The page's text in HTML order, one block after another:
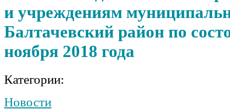
и учреждениям
Балтачевский район по
ноября 2018 года
Категории:
Новости